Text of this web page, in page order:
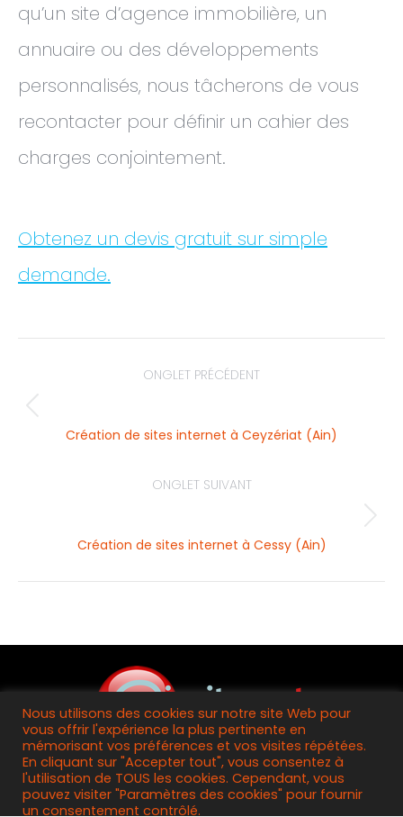
qu’un site d’agence immobilière, un
annuaire ou des développements
personnalisés, nous tâcherons de vous
recontacter pour définir un cahier des
charges conjointement.
Obtenez un devis gratuit sur simple
demande.
ONGLET PRÉCÉDENT
Création de sites internet à Ceyzériat (Ain)
ONGLET SUIVANT
Création de sites internet à Cessy (Ain)
© 2019 Ainsitenet - Création de sites internet
professionnels dans l'Ain